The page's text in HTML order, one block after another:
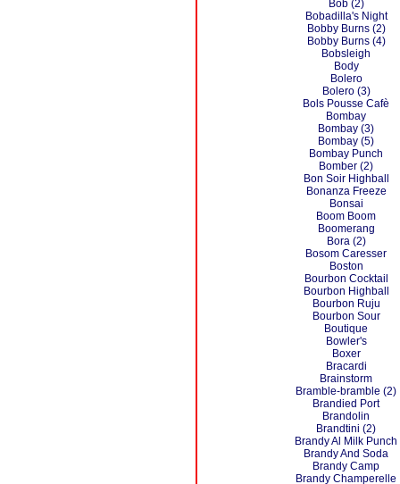
Bob (2)
Bobadilla's Night
Bobby Burns (2)
Bobby Burns (4)
Bobsleigh
Body
Bolero
Bolero (3)
Bols Pousse Cafè
Bombay
Bombay (3)
Bombay (5)
Bombay Punch
Bomber (2)
Bon Soir Highball
Bonanza Freeze
Bonsai
Boom Boom
Boomerang
Bora (2)
Bosom Caresser
Boston
Bourbon Cocktail
Bourbon Highball
Bourbon Ruju
Bourbon Sour
Boutique
Bowler's
Boxer
Bracardi
Brainstorm
Bramble-bramble (2)
Brandied Port
Brandolin
Brandtini (2)
Brandy Al Milk Punch
Brandy And Soda
Brandy Camp
Brandy Champerelle